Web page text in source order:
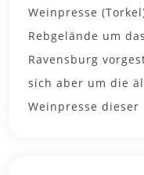
Weinpresse
Rebgelände um
Ravensburg
sich aber um die
Weinpresse dieser